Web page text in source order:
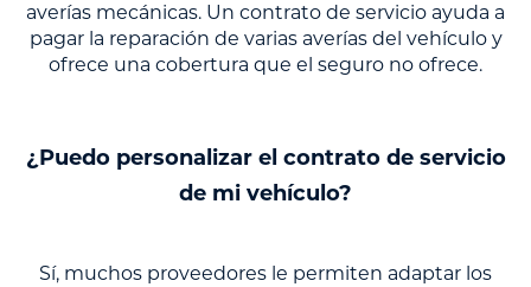
averías mecánicas. Un contrato de servicio ayuda a
pagar la reparación de varias averías del vehículo y
ofrece una cobertura que el seguro no ofrece.
¿Puedo personalizar el contrato de servicio
de mi vehículo?
Sí, muchos proveedores le permiten adaptar los